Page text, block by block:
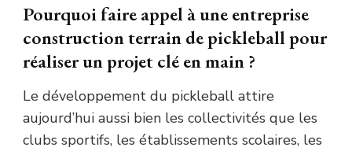
Pourquoi faire appel à une entreprise
construction terrain de pickleball pour
réaliser un projet clé en main ?
Le développement du pickleball attire
aujourd’hui aussi bien les collectivités que les
clubs sportifs, les établissements scolaires, les